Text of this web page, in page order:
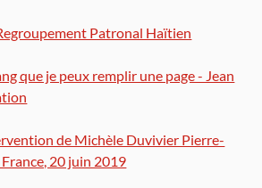
Patronal Haïtien
que je peux remplir une page - Jean
de Michèle Duvivier Pierre-
20 juin 2019